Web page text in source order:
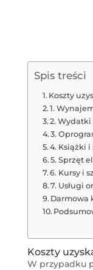
Spis treści
Koszty
1.
2.
3.
4. Książki
5. Sprzęt
6. Kursy i
7. Usługi
Darmowa
Koszty
W przypadku